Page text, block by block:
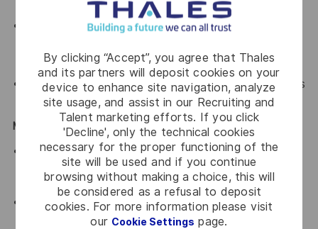
By clicking “Accept”, you agree that Thales
and its partners will deposit cookies on your
device to enhance site navigation, analyze
site usage, and assist in our Recruiting and
Talent marketing efforts. If you click
'Decline', only the technical cookies
necessary for the proper functioning of the
site will be used and if you continue
browsing without making a choice, this will
be considered as a refusal to deposit
cookies. For more information please visit
our Cookie Settings page.
design au déploiement.
Maîtrise des concepts de data management
truth)
Notions de sécurité, privacy, conformité RGPD dans
le contexte IA
Métier Offres & Projets :
- Compréhension des processus métiers Offres et
Projets : gestion d’appel d’offres, bid management,
planification, suivi de projets, reporting, etc.
- Aptitude à traduire un besoin métier en exigences
fonctionnelles IA.